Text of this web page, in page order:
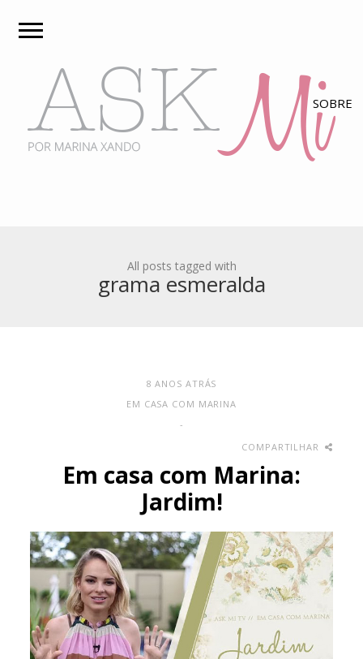
All posts tagged with
grama esmeralda
8 ANOS ATRÁS
EM CASA COM MARINA
-
COMPARTILHAR
Em casa com Marina:
Jardim!